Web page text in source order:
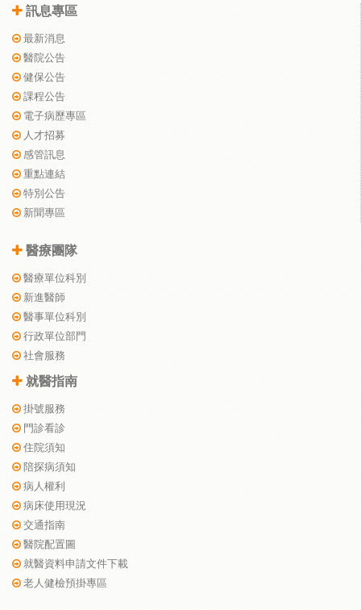
訊息專區
最新消息
醫院公告
健保公告
課程公告
電子病歷專區
人才招募
感管訊息
重點連結
特別公告
新聞專區
醫療團隊
醫療單位科別
新進醫師
醫事單位科別
行政單位部門
社會服務
就醫指南
掛號服務
門診看診
住院須知
陪探病須知
病人權利
病床使用現況
交通指南
醫院配置圖
就醫資料申請文件下載
老人健檢預掛專區